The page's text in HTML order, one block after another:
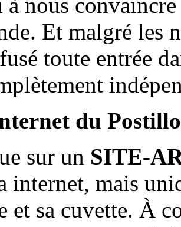
à nous
Et malgré les
toute entrée
du
sur un SITE-
internet, mais
et sa cuvette. À